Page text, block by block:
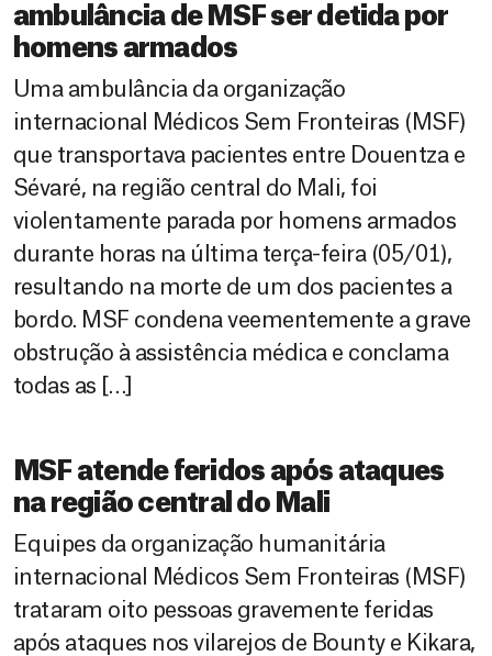
ambulância de MSF ser detida por
homens armados
Uma ambulância da organização
internacional Médicos Sem Fronteiras (MSF)
que transportava pacientes entre Douentza e
Sévaré, na região central do Mali, foi
violentamente parada por homens armados
durante horas na última terça-feira (05/01),
resultando na morte de um dos pacientes a
bordo. MSF condena veementemente a grave
obstrução à assistência médica e conclama
todas as […]
MSF atende feridos após ataques
na região central do Mali
Equipes da organização humanitária
internacional Médicos Sem Fronteiras (MSF)
trataram oito pessoas gravemente feridas
após ataques nos vilarejos de Bounty e Kikara,